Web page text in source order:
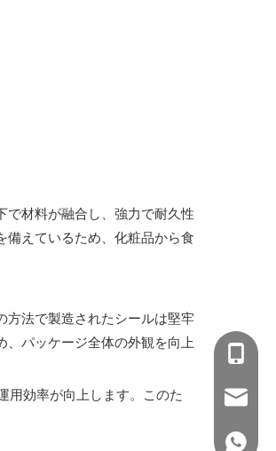
材料が融合し、強力で耐久性
えているため、化粧品から食
方法で製造されたシールは堅牢
、パッケージ全体の外観を向上
用効率が向上します。このた
+86-
+86